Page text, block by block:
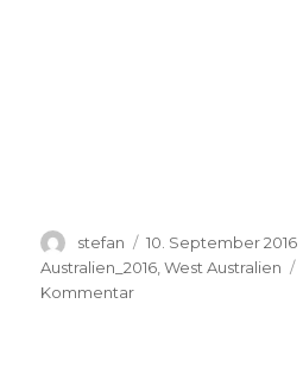
Autor
stefan
Veröffentlicht
am
10. September 2016
Australien_2016 ,West Australien
Kommentarzu